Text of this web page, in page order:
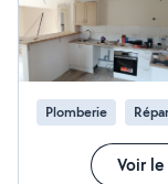
Plomberie
Voir